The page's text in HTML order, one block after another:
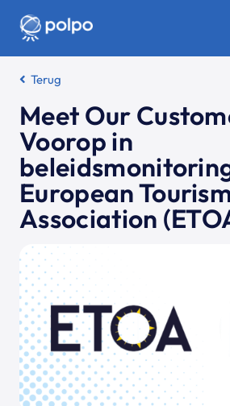
Terug
Meet Our
Voorop in
European
Association